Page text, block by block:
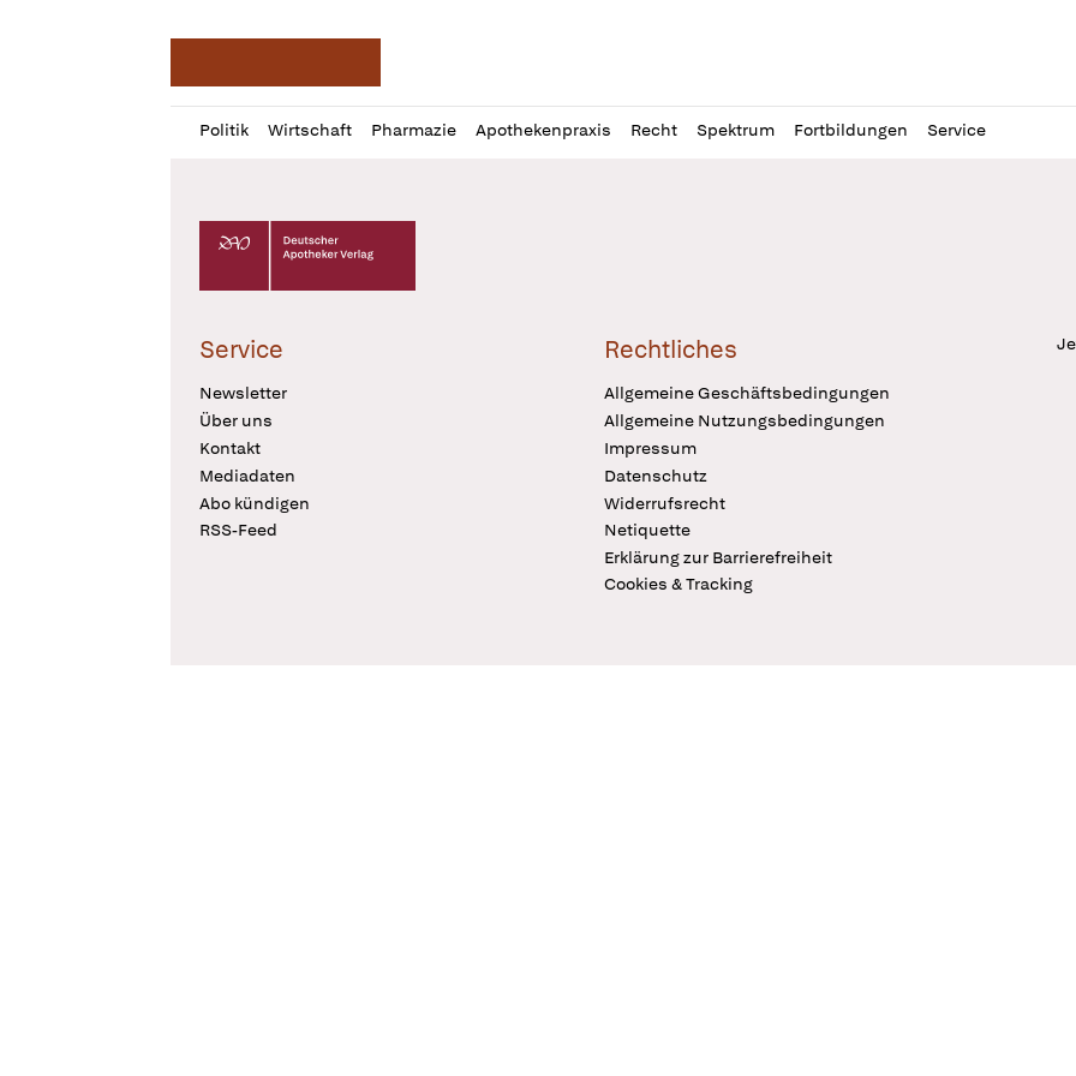
Politik Wirtschaft Pharmazie Apothekenpraxis Recht Spektrum Fortbildungen Service
Profil
öffnen
Daz
Pur
Deutscher Apotheker Verlag Logo
Service
Newsletter
Über uns
Kontakt
Mediadaten
Abo kündigen
RSS-Feed
Rechtliches
Allgemeine Geschäftsbedingungen
Allgemeine Nutzungsbedingungen
Impressum
Datenschutz
Widerrufsrecht
Netiquette
Erklärung zur Barrierefreiheit
Cookies & Tracking